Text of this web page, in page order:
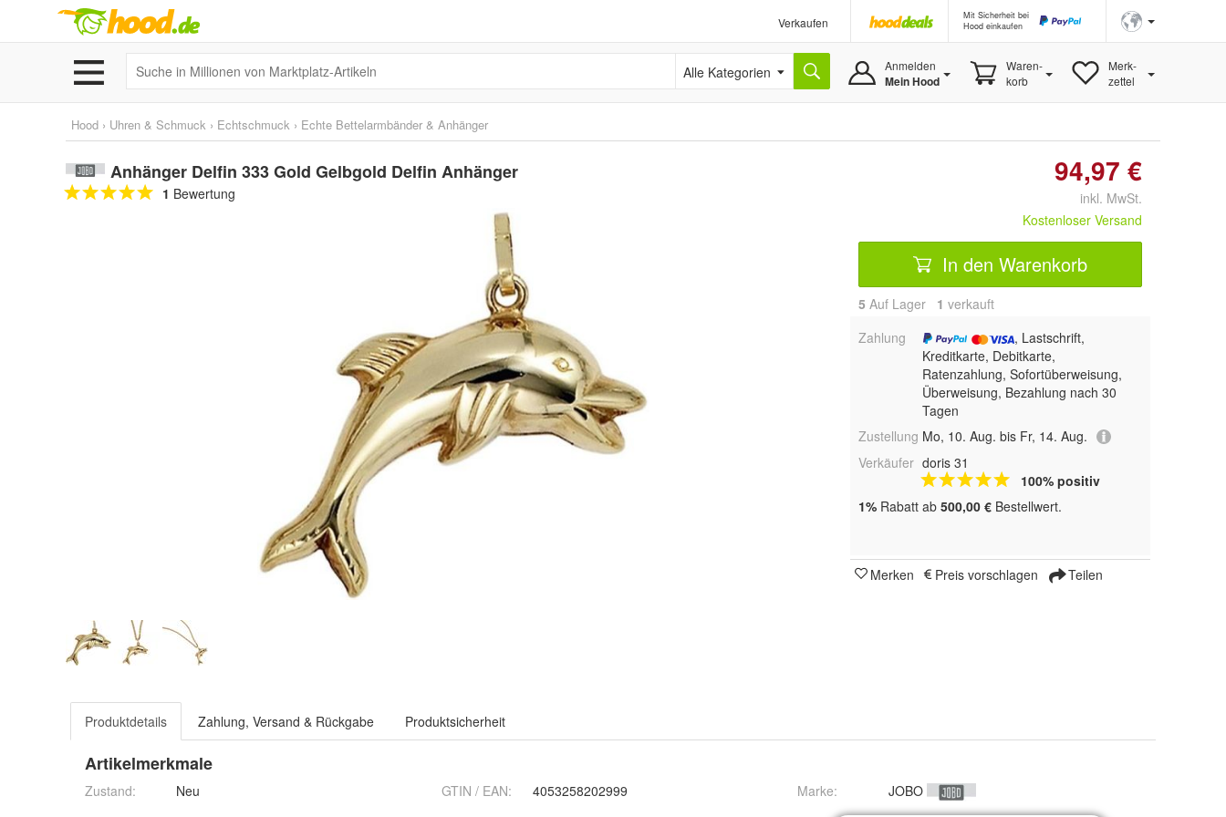
Verkaufen
Mit Sicherheit bei
Hood einkaufen
Alle Kategorien Anmelden
Mein Hood
Waren-
korb
Merk-
zettel
Hood › Uhren & Schmuck › Echtschmuck › Echte Bettelarmbänder & Anhänger
Anhänger Delfin 333 Gold Gelbgold Delfin Anhänger
1 Bewertung
94,97 €
inkl. MwSt.
Kostenloser Versand
In den Warenkorb
5 Auf Lager 1 verkauft
Zahlung
, Lastschrift,
Kreditkarte, Debitkarte,
Ratenzahlung, Sofortüberweisung,
Überweisung, Bezahlung nach 30
Tagen
Zustellung Mo, 10. Aug. bis Fr, 14. Aug.
Verkäufer doris 31
100% positiv
1% Rabatt ab 500,00 € Bestellwert.
Merken Preis vorschlagen Teilen
Produktdetails Zahlung, Versand & Rückgabe Produktsicherheit
Artikelmerkmale
Zustand: Neu GTIN / EAN: 4053258202999 Marke: JOBO